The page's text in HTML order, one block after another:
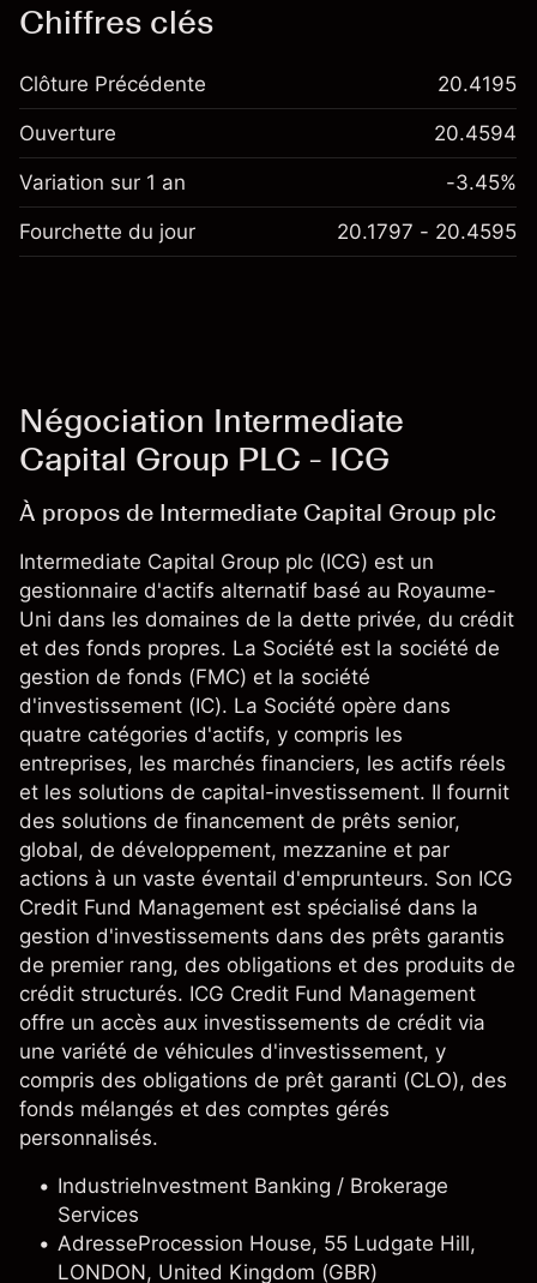
Chiffres clés
Clôture Précédente 20.4195
Ouverture 20.4594
Variation sur 1 an -3.45%
Fourchette du jour 20.1797 - 20.4595
Négociation Intermediate
Capital Group PLC - ICG
À propos de Intermediate Capital Group plc
Intermediate Capital Group plc (ICG) est un
gestionnaire d'actifs alternatif basé au Royaume-
Uni dans les domaines de la dette privée, du crédit
et des fonds propres. La Société est la société de
gestion de fonds (FMC) et la société
d'investissement (IC). La Société opère dans
quatre catégories d'actifs, y compris les
entreprises, les marchés financiers, les actifs réels
et les solutions de capital-investissement. Il fournit
des solutions de financement de prêts senior,
global, de développement, mezzanine et par
actions à un vaste éventail d'emprunteurs. Son ICG
Credit Fund Management est spécialisé dans la
gestion d'investissements dans des prêts garantis
de premier rang, des obligations et des produits de
crédit structurés. ICG Credit Fund Management
offre un accès aux investissements de crédit via
une variété de véhicules d'investissement, y
compris des obligations de prêt garanti (CLO), des
fonds mélangés et des comptes gérés
personnalisés.
IndustrieInvestment Banking / Brokerage
Services
AdresseProcession House, 55 Ludgate Hill,
LONDON, United Kingdom (GBR)